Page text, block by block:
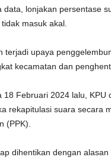
data, lonjakan persentase
masuk akal.
terjadi upaya
kecamatan dan
18 Februari 2024 lalu,
rekapitulasi suara secara
(PPK).
dihentikan dengan